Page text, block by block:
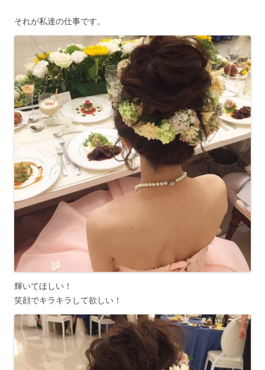
それが私達の仕事です。
輝いてほしい！
笑顔でキラキラして欲しい！